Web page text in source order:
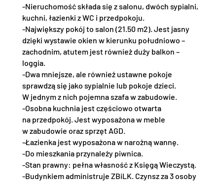
-Nieruchomość składa się z salonu, dwóch sypialni,
kuchni, łazienki z WC i przedpokoju.
-Największy pokój to salon (21.50 m2). Jest jasny
dzięki wystawie okien w kierunku południowo –
zachodnim, atutem jest również duży balkon –
loggia.
-Dwa mniejsze, ale również ustawne pokoje
sprawdzą się jako sypialnie lub pokoje dzieci.
W jednym z nich pojemna szafa w zabudowie.
-Osobna kuchnia jest częściowo otwarta
na przedpokój. Jest wyposażona w meble
w zabudowie oraz sprzęt AGD.
-Łazienka jest wyposażona w narożną wannę.
-Do mieszkania przynależy piwnica.
-Stan prawny: pełna własność z Księgą Wieczystą.
-Budynkiem administruje ZBiLK. Czynsz za 3 osoby